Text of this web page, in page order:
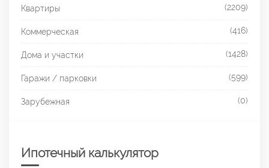
Квартиры (2209)
Коммерческая (416)
Дома и участки (1428)
Гаражи / парковки (599)
Зарубежная (0)
Ипотечный калькулятор